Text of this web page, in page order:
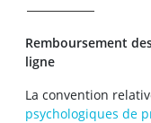
Remboursement
ligne
La convention
psychologiques de